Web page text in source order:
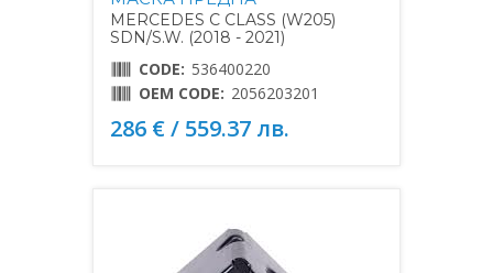
MERCEDES C CLASS (W205)
SDN/S.W. (2018 - 2021)
CODE: 536400220
OEM CODE: 2056203201
286 € / 559.37 лв.